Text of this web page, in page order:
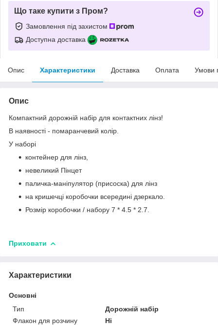
Що таке купити з Пром?
Замовлення під захистом
Доступна доставка
Опис Характеристики Доставка Оплата Умови
Опис
Компактний дорожній набір для контактних лінз!
В наявності - помаранчевий колір.
У наборі
контейнер для лінз,
невеликий Пінцет
паличка-маніпулятор (присоска) для лінз
на кришечці коробочки всередині дзеркало.
Розмір коробочки / набору 7 * 4.5 * 2.7.
Приховати
Характеристики
Основні
Тип
Дорожній набір
Флакон для розчину
Ні